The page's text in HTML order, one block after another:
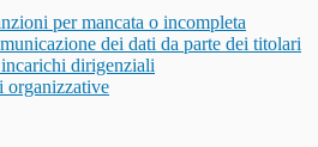
per mancata o incompleta
dei dati da parte dei titolari
dirigenziali
organizzative